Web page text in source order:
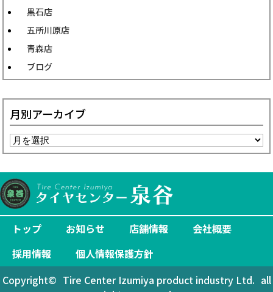
黒石店
五所川原店
青森店
ブログ
月別アーカイブ
トップ お知らせ 店舗情報
会社概要
採用情報
個人情報保護方針
Copyright© Tire Center Izumiya product industry Ltd. all